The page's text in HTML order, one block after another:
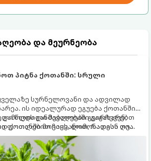
და მეურნეობა
პიტნა ქოთანში: სრული
სურნელოვანი და ადვილად
ის იდეალურად ეგუება ქოთანში
გამოცდილი მებაღეები გვირჩევენ,
ქოთანში მოვიყვანოთ, რადგან ღია
ის ფესვებით ძალიან
და სხვა მცენარეებს ავიწროებს.
წლის განმავლობაში გაგახარებთ
ფოთლებით ჩაის, ლიმონათისა თუ